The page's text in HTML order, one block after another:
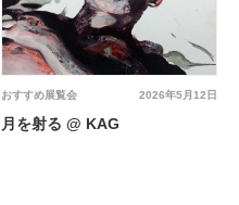
2026年5月12日
おすすめ展覧会
月を射る @ KAG